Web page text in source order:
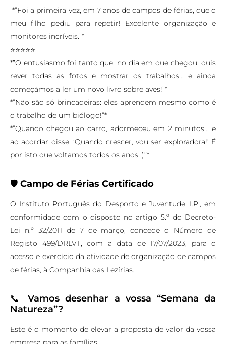
*”Foi a primeira vez, em 7 anos de campos de férias, que o
meu filho pediu para repetir! Excelente organização e
monitores incríveis.”*
⭐️⭐️⭐️⭐️⭐️
*”O entusiasmo foi tanto que, no dia em que chegou, quis
rever todas as fotos e mostrar os trabalhos… e ainda
começámos a ler um novo livro sobre aves!”*
*”Não são só brincadeiras: eles aprendem mesmo como é
o trabalho de um biólogo!”*
*”Quando chegou ao carro, adormeceu em 2 minutos… e
ao acordar disse: ‘Quando crescer, vou ser exploradora!’ É
por isto que voltamos todos os anos :)”*
🛡️ Campo de Férias Certificado
O Instituto Português do Desporto e Juventude, I.P., em
conformidade com o disposto no artigo 5.º do Decreto-
Lei n.º 32/2011 de 7 de março, concede o Número de
Registo 499/DRLVT, com a data de 17/07/2023, para o
acesso e exercício da atividade de organização de campos
de férias, à Companhia das Lezírias.
📞Vamos desenhar a vossa “Semana da
Natureza”?
Este é o momento de elevar a proposta de valor da vossa